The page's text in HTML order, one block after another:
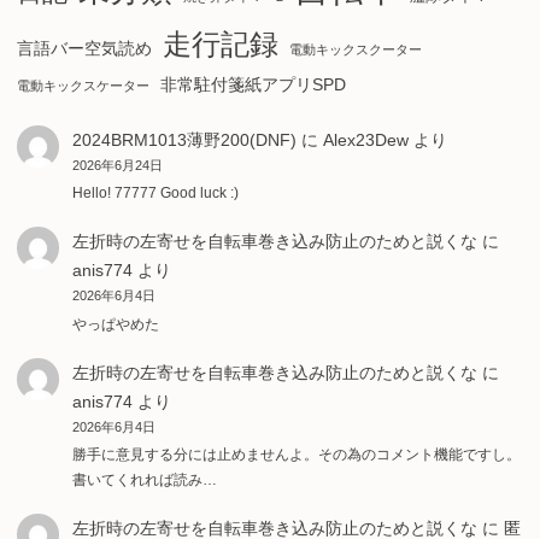
言語バー空気読め 走行記録 電動キックスクーター
電動キックスケーター 非常駐付箋紙アプリSPD
2024BRM1013薄野200(DNF) に Alex23Dewより
2026年6月24日
Hello! 77777 Good luck :)
左折時の左寄せを自転車巻き込み防止のためと説くな に
anis774より
2026年6月4日
やっぱやめた
左折時の左寄せを自転車巻き込み防止のためと説くな に
anis774より
2026年6月4日
勝手に意見する分には止めませんよ。その為のコメント機能ですし。
書いてくれれば読み…
左折時の左寄せを自転車巻き込み防止のためと説くな に 匿